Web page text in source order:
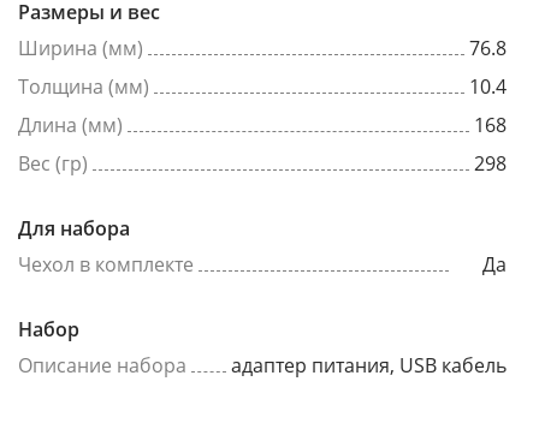
Размеры и вес
Ширина (мм)
76.8
Толщина (мм)
10.4
Длина (мм)
168
Вес (гр)
298
Для набора
Чехол в комплекте
Да
Набор
Описание набора
адаптер питания, USB кабель